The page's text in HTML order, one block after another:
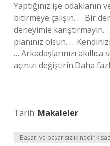
Yaptığınız işe odaklanın
bitirmeye çalışın. … Bir
deneyimle
planınız olsun. …
… Arkadaşlarınızı akıllıca
açınızı değiştirin.Daha
Tarih: Makaleler
Başarı ve başarısızlık nedir